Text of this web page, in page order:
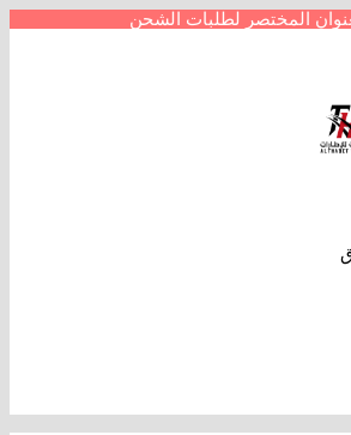
المختصر لطلبات الشحن